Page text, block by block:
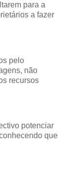
para a
a fazer
pelo
não
recursos
potenciar
que